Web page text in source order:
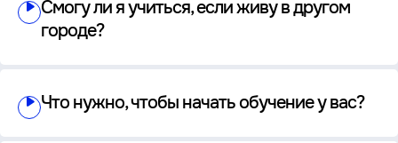
Смогу ли я учиться, если живу в другом
городе?
Что нужно, чтобы начать обучение у вас?